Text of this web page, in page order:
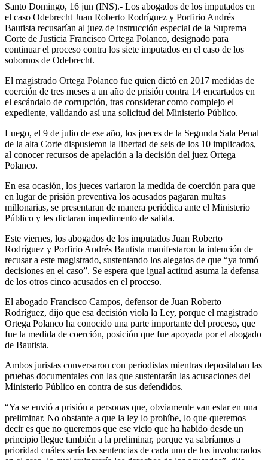
Santo Domingo, 16 jun (INS).- Los abogados de los imputados en
el caso Odebrecht Juan Roberto Rodríguez y Porfirio Andrés
Bautista recusarían al juez de instrucción especial de la Suprema
Corte de Justicia Francisco Ortega Polanco, designado para
continuar el proceso contra los siete imputados en el caso de los
sobornos de Odebrecht.
El magistrado Ortega Polanco fue quien dictó en 2017 medidas de
coerción de tres meses a un año de prisión contra 14 encartados en
el escándalo de corrupción, tras considerar como complejo el
expediente, validando así una solicitud del Ministerio Público.
Luego, el 9 de julio de ese año, los jueces de la Segunda Sala Penal
de la alta Corte dispusieron la libertad de seis de los 10 implicados,
al conocer recursos de apelación a la decisión del juez Ortega
Polanco.
En esa ocasión, los jueces variaron la medida de coerción para que
en lugar de prisión preventiva los acusados pagaran multas
millonarias, se presentaran de manera periódica ante el Ministerio
Público y les dictaran impedimento de salida.
Este viernes, los abogados de los imputados Juan Roberto
Rodríguez y Porfirio Andrés Bautista manifestaron la intención de
recusar a este magistrado, sustentando los alegatos de que “ya tomó
decisiones en el caso”. Se espera que igual actitud asuma la defensa
de los otros cinco acusados en el proceso.
El abogado Francisco Campos, defensor de Juan Roberto
Rodríguez, dijo que esa decisión viola la Ley, porque el magistrado
Ortega Polanco ha conocido una parte importante del proceso, que
fue la medida de coerción, posición que fue apoyada por el abogado
de Bautista.
Ambos juristas conversaron con periodistas mientras depositaban las
pruebas documentales con las que sustentarán las acusaciones del
Ministerio Público en contra de sus defendidos.
“Ya se envió a prisión a personas que, obviamente van estar en una
preliminar. No obstante a que la ley lo prohíbe, lo que queremos
decir es que no queremos que ese vicio que ha habido desde un
principio llegue también a la preliminar, porque ya sabríamos a
prioridad cuáles sería las sentencias de cada uno de los involucrados